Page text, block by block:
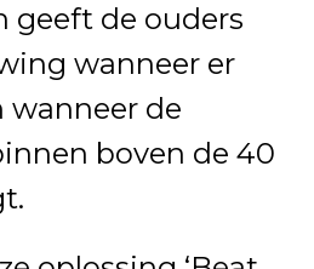
geeft de ouders
wanneer er
wanneer de
boven de 40